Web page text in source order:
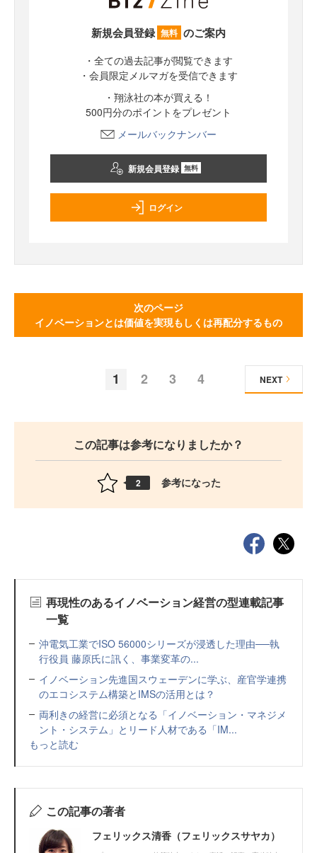
新規会員登録 無料 のご案内
・全ての過去記事が閲覧できます
・会員限定メルマガを受信できます
・翔泳社の本が買える！
500円分のポイントをプレゼント
メールバックナンバー
新規会員登録 無料
ログイン
次のページ
イノベーションとは価値を実現もしくは再配分するもの
1 2 3 4 NEXT
この記事は参考になりましたか？
2 参考になった
再現性のあるイノベーション経営の型連載記事
一覧
沖電気工業でISO 56000シリーズが浸透した理由──執
行役員 藤原氏に訊く、事業変革の...
イノベーション先進国スウェーデンに学ぶ、産官学連携
のエコシステム構築とIMSの活用とは？
両利きの経営に必須となる「イノベーション・マネジメ
ント・システム」とリード人材である「IM...
もっと読む
この記事の著者
フェリックス清香（フェリックスサヤカ）